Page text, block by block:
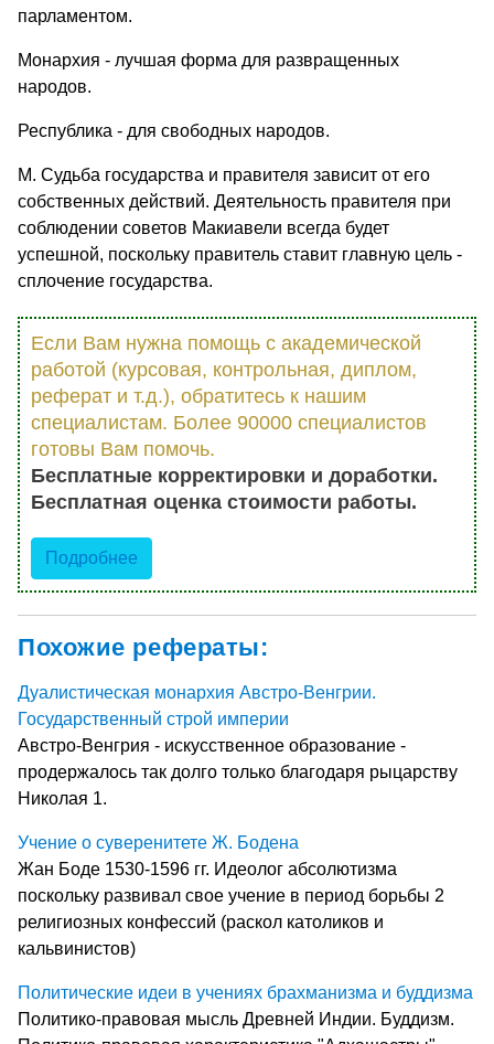
парламентом.
Монархия - лучшая форма для развращенных
народов.
Республика - для свободных народов.
М. Судьба государства и правителя зависит от его
собственных действий. Деятельность правителя при
соблюдении советов Макиавели всегда будет
успешной, поскольку правитель ставит главную цель -
сплочение государства.
Если Вам нужна помощь с академической
работой (курсовая, контрольная, диплом,
реферат и т.д.), обратитесь к нашим
специалистам. Более 90000 специалистов
готовы Вам помочь.
Бесплатные корректировки и доработки.
Бесплатная оценка стоимости работы.
Подробнее
Похожие рефераты:
Дуалистическая монархия Австро-Венгрии.
Государственный строй империи
Австро-Венгрия - искусственное образование -
продержалось так долго только благодаря рыцарству
Николая 1.
Учение о суверенитете Ж. Бодена
Жан Боде 1530-1596 гг. Идеолог абсолютизма
поскольку развивал свое учение в период борьбы 2
религиозных конфессий (раскол католиков и
кальвинистов)
Политические идеи в учениях брахманизма и буддизма
Политико-правовая мысль Древней Индии. Буддизм.